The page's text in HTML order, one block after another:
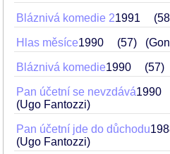
Bláznivá komedie 21991 58
Hlas měsíce1990 57
Bláznivá komedie1990 57
Pan účetní se nevzdává1990
(Ugo Fantozzi)
Pan účetní jde do důchodu
(Ugo Fantozzi)